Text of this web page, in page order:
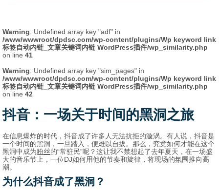
Warning: Undefined array key "adf" in
/www/wwwroot/dpdsc.com/wp-content/plugins/Wp keyword link
标签自动内链_文章关键词内链 WordPress插件/wp_similarity.php
on line 41
Warning: Undefined array key "sim_pages" in
/www/wwwroot/dpdsc.com/wp-content/plugins/Wp keyword link
标签自动内链_文章关键词内链 WordPress插件/wp_similarity.php
on line 42
抖音：一场关于时间的黑洞之旅
在信息爆炸的时代，抖音成了许多人无法抗拒的漩涡。有人说，抖音是
一个时间的黑洞，一旦踏入，便难以自拔。那么，究竟如何才能在这个
黑洞中成为粉丝的“常驻民”呢？这让我不禁想起了去年夏天，在一场盛
大的音乐节上，一位DJ如何用他的节奏和旋律，将现场的氛围推向高
潮。
为什么抖音成了黑洞？